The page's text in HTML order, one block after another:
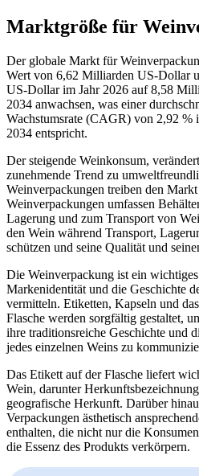
Marktgröße für
Der globale Markt für
Wert von 6,62 Milliarden US-Dollar
US-Dollar im Jahr 2026 auf 8,58
2034 anwachsen, was einer
Wachstumsrate (CAGR) von 2,92 %
2034 entspricht.
Der steigende Weinkonsum,
zunehmende Trend zu
Weinverpackungen treiben den
Weinverpackungen umfassen
Lagerung und zum Transport von
den Wein während Transport,
schützen und seine Qualität und
Die Weinverpackung ist ein
Markenidentität und die Geschichte
vermitteln. Etiketten, Kapseln und
Flasche werden sorgfältig gestaltet,
ihre traditionsreiche Geschichte und
jedes einzelnen Weins zu
Das Etikett auf der Flasche liefert
Wein, darunter
geografische Herkunft. Darüber
Verpackungen ästhetisch
enthalten, die nicht nur die
die Essenz des Produkts verkörpern.